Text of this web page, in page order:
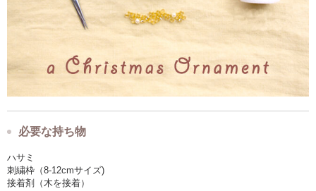
必要な持ち物
ハサミ
刺繍枠（8-12cmサイズ)
接着剤（木を接着）